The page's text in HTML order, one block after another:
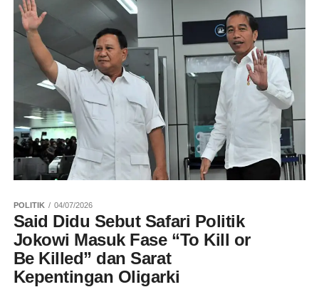
POLITIK 04/07/2026
Said Didu Sebut Safari Politik
Jokowi Masuk Fase “To Kill or
Be Killed” dan Sarat
Kepentingan Oligarki